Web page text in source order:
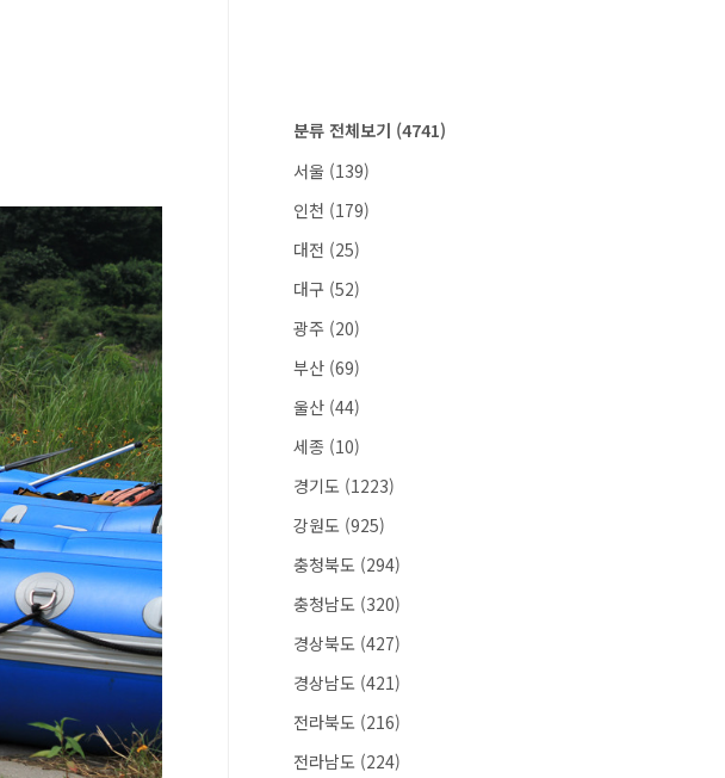
분류 전체보기 (4741)
서울 (139)
인천 (179)
대전 (25)
대구 (52)
광주 (20)
부산 (69)
울산 (44)
세종 (10)
경기도 (1223)
강원도 (925)
충청북도 (294)
충청남도 (320)
경상북도 (427)
경상남도 (421)
전라북도 (216)
전라남도 (224)